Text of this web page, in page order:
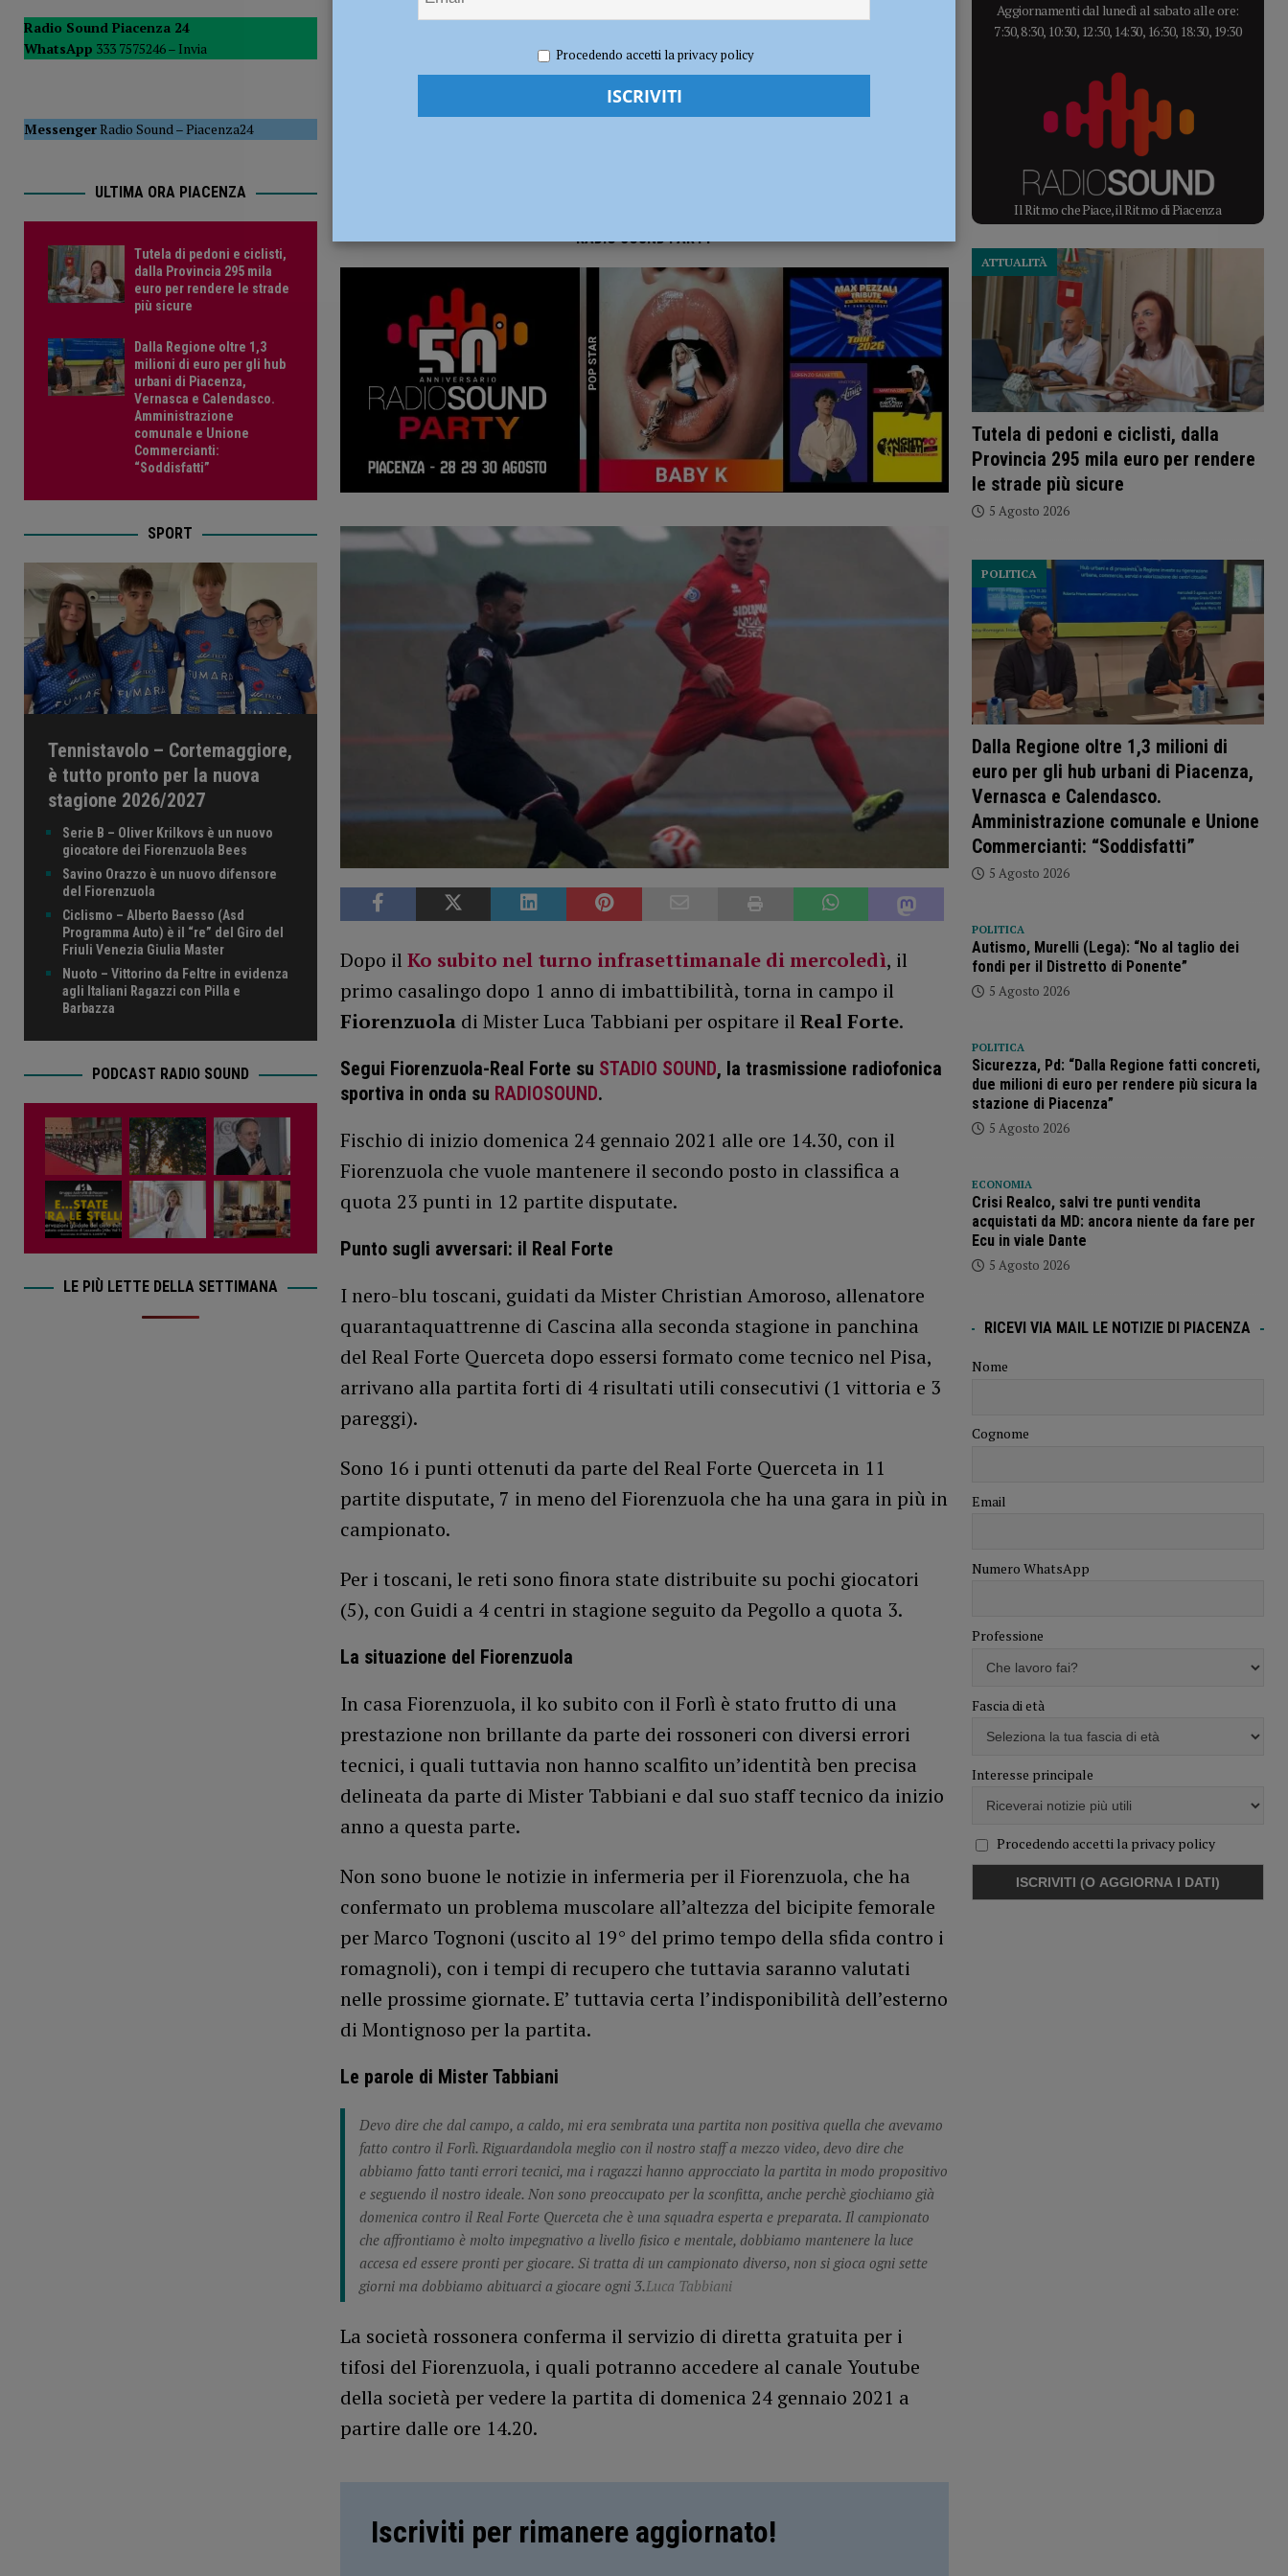
POLITICA
[ 5 Agosto 2026 ] Caldo estremo e asili nido, Tagliaferri (FdI): “Verificare subito la situazione nella provincia di Piacenza”
RADIO SOUND PARTY
Dopo il Ko subito nel turno infrasettimanale di mercoledì, il
primo casalingo dopo 1 anno di imbattibilità, torna in campo il
Fiorenzuola di Mister Luca Tabbiani per ospitare il Real Forte.
Segui Fiorenzuola-Real Forte su STADIO SOUND, la trasmissione radiofonica
sportiva in onda su RADIOSOUND.
Fischio di inizio domenica 24 gennaio 2021 alle ore 14.30, con il
Fiorenzuola che vuole mantenere il secondo posto in classifica a
quota 23 punti in 12 partite disputate.
Punto sugli avversari: il Real Forte
I nero-blu toscani, guidati da Mister Christian Amoroso, allenatore
quarantaquattrenne di Cascina alla seconda stagione in panchina
del Real Forte Querceta dopo essersi formato come tecnico nel Pisa,
arrivano alla partita forti di 4 risultati utili consecutivi (1 vittoria e 3
pareggi).
Sono 16 i punti ottenuti da parte del Real Forte Querceta in 11
partite disputate, 7 in meno del Fiorenzuola che ha una gara in più in
campionato.
Per i toscani, le reti sono finora state distribuite su pochi giocatori
(5), con Guidi a 4 centri in stagione seguito da Pegollo a quota 3.
La situazione del Fiorenzuola
In casa Fiorenzuola, il ko subito con il Forlì è stato frutto di una
prestazione non brillante da parte dei rossoneri con diversi errori
tecnici, i quali tuttavia non hanno scalfito un’identità ben precisa
delineata da parte di Mister Tabbiani e dal suo staff tecnico da inizio
anno a questa parte.
Non sono buone le notizie in infermeria per il Fiorenzuola, che ha
confermato un problema muscolare all’altezza del bicipite femorale
per Marco Tognoni (uscito al 19° del primo tempo della sfida contro i
romagnoli), con i tempi di recupero che tuttavia saranno valutati
nelle prossime giornate. E’ tuttavia certa l’indisponibilità dell’esterno
di Montignoso per la partita.
Le parole di Mister Tabbiani
Devo dire che dal campo, a caldo, mi era sembrata una partita non positiva quella che avevamo
fatto contro il Forlì. Riguardandola meglio con il nostro staff a mezzo video, devo dire che
abbiamo fatto tanti errori tecnici, ma i ragazzi hanno approcciato la partita in modo propositivo
e seguendo il nostro ideale. Non sono preoccupato per la sconfitta, anche perchè giochiamo già
domenica contro il Real Forte Querceta che è una squadra esperta e preparata. Il campionato
che affrontiamo è molto impegnativo a livello fisico e mentale, dobbiamo mantenere la luce
accesa ed essere pronti per giocare. Si tratta di un campionato diverso, non si gioca ogni sette
giorni ma dobbiamo abituarci a giocare ogni 3.Luca Tabbiani
La società rossonera conferma il servizio di diretta gratuita per i
tifosi del Fiorenzuola, i quali potranno accedere al canale Youtube
della società per vedere la partita di domenica 24 gennaio 2021 a
partire dalle ore 14.20.
Iscriviti per rimanere aggiornato!
Radio Sound Piacenza 24
WhatsApp 333 7575246 – Invia
MessengerRadio Sound–Piacenza24
ULTIMA ORA PIACENZA
Tutela di pedoni e ciclisti,
dalla Provincia 295 mila
euro per rendere le strade
più sicure
Dalla Regione oltre 1,3
milioni di euro per gli hub
urbani di Piacenza,
Vernasca e Calendasco.
Amministrazione
comunale e Unione
Commercianti:
“Soddisfatti”
SPORT
Tennistavolo – Cortemaggiore,
è tutto pronto per la nuova
stagione 2026/2027
Serie B – Oliver Krilkovs è un nuovo
giocatore dei Fiorenzuola Bees
Savino Orazzo è un nuovo difensore
del Fiorenzuola
Ciclismo – Alberto Baesso (Asd
Programma Auto) è il “re” del Giro del
Friuli Venezia Giulia Master
Nuoto – Vittorino da Feltre in evidenza
agli Italiani Ragazzi con Pilla e
Barbazza
PODCAST RADIO SOUND
LE PIÙ LETTE DELLA SETTIMANA
Aggiornamenti dal lunedì al sabato alle ore:
7:30, 8:30, 10:30, 12:30, 14:30, 16:30, 18:30, 19:30
Il Ritmo che Piace, il Ritmo di Piacenza
Tutela di pedoni e ciclisti, dalla
Provincia 295 mila euro per rendere
le strade più sicure
ATTUALITÀ
5 Agosto 2026
Dalla Regione oltre 1,3 milioni di
euro per gli hub urbani di Piacenza,
Vernasca e Calendasco.
Amministrazione comunale e Unione
Commercianti: “Soddisfatti”
POLITICA
5 Agosto 2026
POLITICA
Autismo, Murelli (Lega): “No al taglio dei
fondi per il Distretto di Ponente”
5 Agosto 2026
POLITICA
Sicurezza, Pd: “Dalla Regione fatti concreti,
due milioni di euro per rendere più sicura la
stazione di Piacenza”
5 Agosto 2026
ECONOMIA
Crisi Realco, salvi tre punti vendita
acquistati da MD: ancora niente da fare per
Ecu in viale Dante
5 Agosto 2026
RICEVI VIA MAIL LE NOTIZIE DI PIACENZA
Nome
Cognome
Email
Numero WhatsApp
Professione
Fascia di età
Interesse principale
Procedendo accetti la privacy policy
Procedendo accetti la privacy policy